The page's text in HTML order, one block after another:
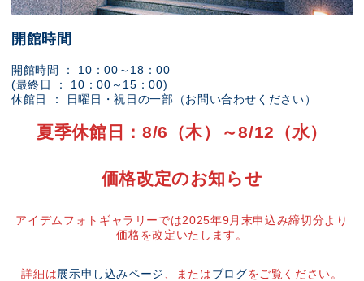
開館時間
開館時間 ： 10：00～18：00
(最終日 ： 10：00～15：00)
休館日 ： 日曜日・祝日の一部（お問い合わせください）
夏季休館日：8/6（木）～8/12（水）
価格改定のお知らせ
アイデムフォトギャラリーでは2025年9月末申込み締切分より
価格を改定いたします。
詳細は展示申し込みページ 、またはブログをご覧ください。